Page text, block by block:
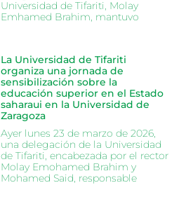
Universidad de Tifariti, Molay
Emhamed Brahim, mantuvo
La Universidad de Tifariti
organiza una jornada de
sensibilización sobre la
educación superior en el Estado
saharaui en la Universidad de
Zaragoza
Ayer lunes 23 de marzo de 2026,
una delegación de la Universidad
de Tifariti, encabezada por el rector
Molay Emohamed Brahim y
Mohamed Said, responsable